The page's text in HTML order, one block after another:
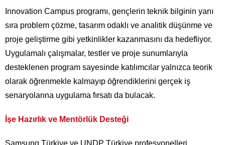
Innovation Campus programı, gençlerin teknik bilginin yanı
sıra problem çözme, tasarım odaklı ve analitik düşünme ve
proje geliştirme gibi yetkinlikler kazanmasını da hedefliyor.
Uygulamalı çalışmalar, testler ve proje sunumlarıyla
desteklenen program sayesinde katılımcılar yalnızca teorik
olarak öğrenmekle kalmayıp öğrendiklerini gerçek iş
senaryolarına uygulama fırsatı da bulacak.
İşe Hazırlık ve Mentörlük Desteği
Samsung Türkiye ve UNDP Türkiye profesyonelleri,